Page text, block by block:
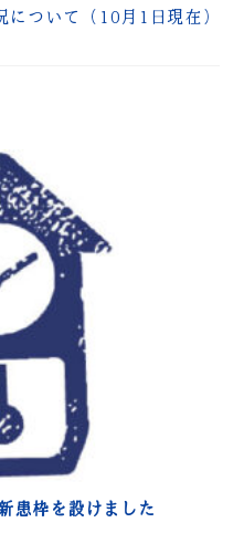
について（10月1日現在）
患枠を設けました